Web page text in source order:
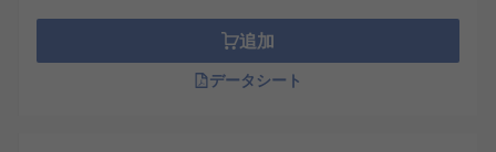
追加
データシート